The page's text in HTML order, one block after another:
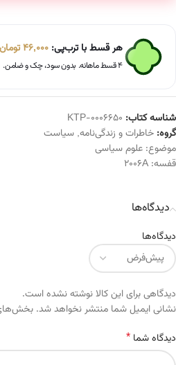
هر قسط با ترب‌پی: 46,000تومان
۴ قسط ماهانه. بدون سود، چک و ضامن.
شناسه کتاب: KTP-0006650
گروه: خاطرات و زندگی‌نامه, سیاست
موضوع: علوم سیاسی
قفسه: 2006A
دیدگاه‌ها
دیدگاه‌ها
دیدگاهی برای این کالا نوشته نشده است.
نشانی ایمیل شما منتشر نخواهد شد. بخش‌های
دیدگاه شما *
Alternative: